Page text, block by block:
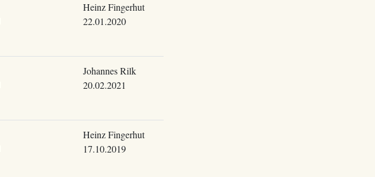
Heinz Fingerhut
22.01.2020
Johannes Rilk
20.02.2021
Heinz Fingerhut
17.10.2019